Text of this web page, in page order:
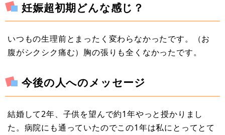
妊娠超初期どんな感じ？
いつもの生理前とまったく変わらなかったです。（お
腹がシクシク痛む）胸の張りも全くなかったです。
今後の人へのメッセージ
結婚して2年、子供を望んで約1年やっと授かりまし
た。病院にも通っていたのでこの1年は私にとってとて